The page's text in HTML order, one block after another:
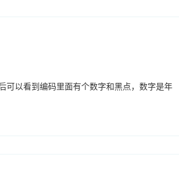
可以看到编码里面有个数字和黑点，数字是年